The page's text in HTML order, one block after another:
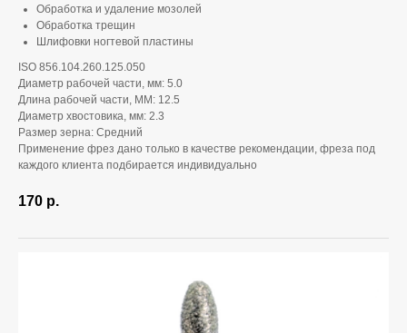
Обработка и удаление мозолей
Обработка трещин
Шлифовки ногтевой пластины
ISO 856.104.260.125.050
Диаметр рабочей части, мм: 5.0
Длина рабочей части, ММ: 12.5
Диаметр хвостовика, мм: 2.3
Размер зерна: Средний
Применение фрез дано только в качестве рекомендации, фреза под
каждого клиента подбирается индивидуально
170 р.